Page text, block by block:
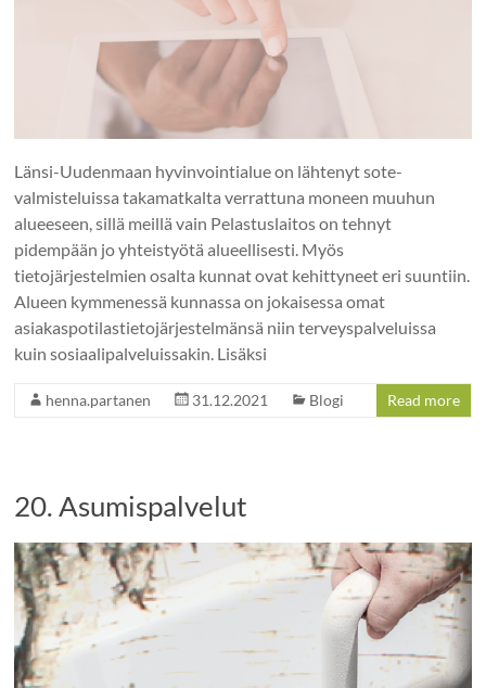
Länsi-Uudenmaan hyvinvointialue on lähtenyt sote-
valmisteluissa takamatkalta verrattuna moneen muuhun
alueeseen, sillä meillä vain Pelastuslaitos on tehnyt
pidempään jo yhteistyötä alueellisesti. Myös
tietojärjestelmien osalta kunnat ovat kehittyneet eri suuntiin.
Alueen kymmenessä kunnassa on jokaisessa omat
asiakaspotilastietojärjestelmänsä niin terveyspalveluissa
kuin sosiaalipalveluissakin. Lisäksi
henna.partanen 31.12.2021 Blogi Read more
20. Asumispalvelut